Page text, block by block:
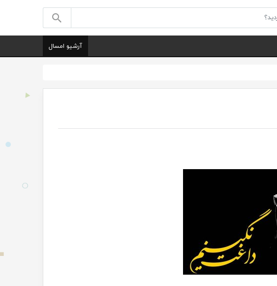
آرشیو امسال